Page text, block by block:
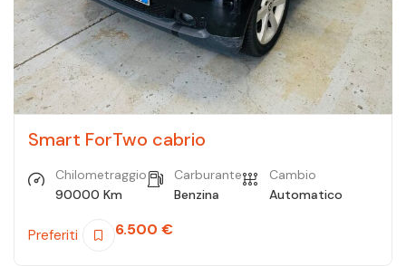
Smart ForTwo cabrio
Chilometraggio
90000 Km
Carburante
Benzina
Cambio
Automatico
Preferiti 6.500 €